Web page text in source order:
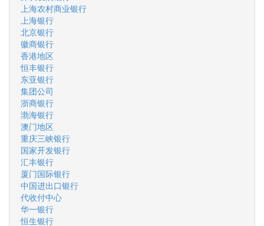
上海农村商业银行
上海银行
北京银行
徽商银行
香港地区
恒丰银行
东亚银行
集团公司
浙商银行
渤海银行
澳门地区
重庆三峡银行
国家开发银行
汇丰银行
厦门国际银行
中国进出口银行
代收付中心
华一银行
恒生银行